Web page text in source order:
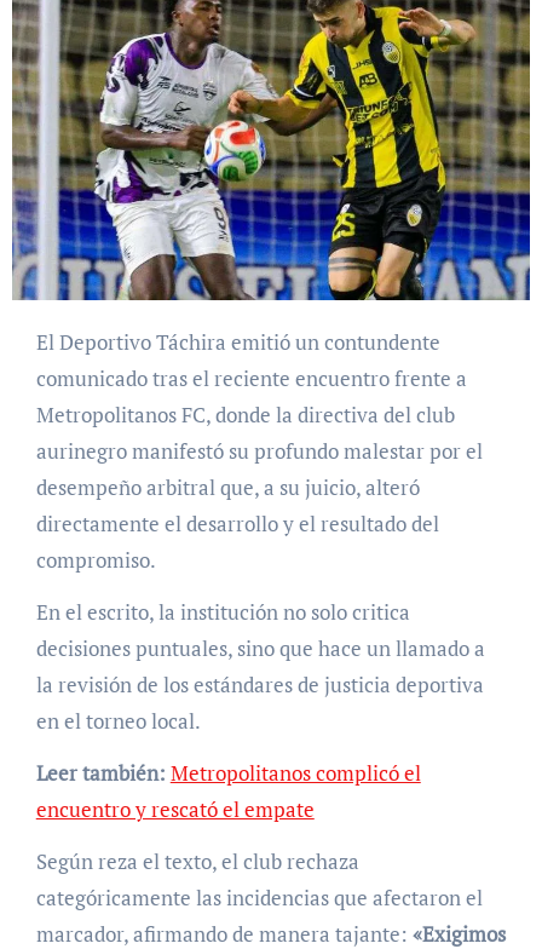
El Deportivo Táchira emitió un contundente
comunicado tras el reciente encuentro frente a
Metropolitanos FC, donde la directiva del club
aurinegro manifestó su profundo malestar por el
desempeño arbitral que, a su juicio, alteró
directamente el desarrollo y el resultado del
compromiso.
En el escrito, la institución no solo critica
decisiones puntuales, sino que hace un llamado a
la revisión de los estándares de justicia deportiva
en el torneo local.
Leer también: Metropolitanos complicó el
encuentro y rescató el empate
Según reza el texto, el club rechaza
categóricamente las incidencias que afectaron el
marcador, afirmando de manera tajante: «Exigimos